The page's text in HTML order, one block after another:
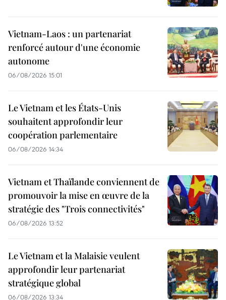
Vietnam-Laos : un partenariat
renforcé autour d'une économie
autonome
06/08/2026 15:01
Le Vietnam et les États-Unis
souhaitent approfondir leur
coopération parlementaire
06/08/2026 14:34
Vietnam et Thaïlande conviennent de
promouvoir la mise en œuvre de la
stratégie des "Trois connectivités"
06/08/2026 13:52
Le Vietnam et la Malaisie veulent
approfondir leur partenariat
stratégique global
06/08/2026 13:34